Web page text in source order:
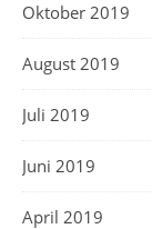
Oktober 2019
August 2019
Juli 2019
Juni 2019
April 2019